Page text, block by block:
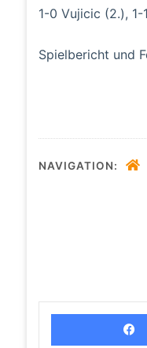
1-0 Vujicic (2.), 1-
Spielbericht und
NAVIGATION: